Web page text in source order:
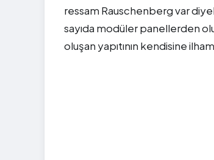
ressam Rauschenberg var
sayıda modüler panellerden
oluşan yapıtının kendisine